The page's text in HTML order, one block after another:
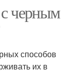
черным
способов
их в